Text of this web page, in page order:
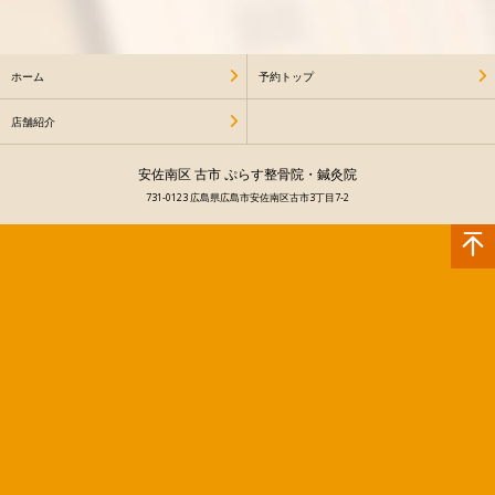
ホーム 予約トップ
店舗紹介
安佐南区 古市 ぷらす整骨院・鍼灸院
731-0123 広島県広島市安佐南区古市3丁目7-2